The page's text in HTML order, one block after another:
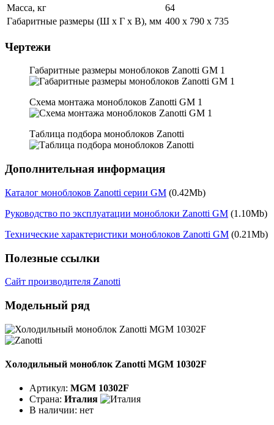
Масса, кг
64
Габаритные размеры (Ш х Г х В), мм 400 х 790 х 735
Чертежи
Габаритные размеры моноблоков Zanotti GM 1
Схема монтажа моноблоков Zanotti GM 1
Таблица подбора моноблоков Zanotti
Дополнительная информация
Каталог моноблоков Zanotti серии GM (0.42Mb)
Руководство по эксплуатации моноблоки Zanotti GM (1.10Mb)
Технические характеристики моноблоков Zanotti GM (0.21Mb)
Полезные ссылки
Сайт производителя Zanotti
Модельный ряд
Холодильный моноблок Zanotti MGM 10302F
Артикул: MGM 10302F
Страна: Италия
В наличии: нет